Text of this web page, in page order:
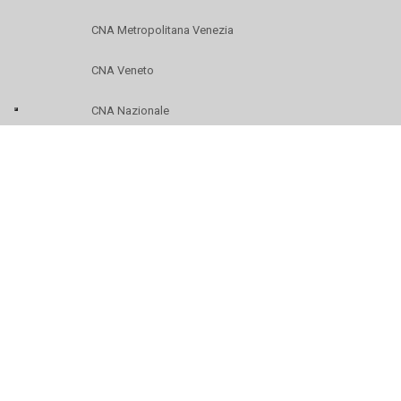
CNA Metropolitana Venezia
CNA Veneto
CNA Nazionale